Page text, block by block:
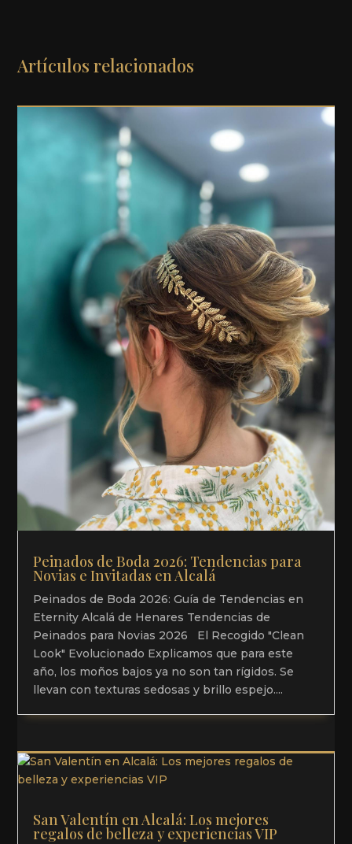
Artículos relacionados
Peinados de Boda 2026: Tendencias para
Novias e Invitadas en Alcalá
Peinados de Boda 2026: Guía de Tendencias en
Eternity Alcalá de Henares Tendencias de
Peinados para Novias 2026 El Recogido "Clean
Look" Evolucionado Explicamos que para este
año, los moños bajos ya no son tan rígidos. Se
llevan con texturas sedosas y brillo espejo....
San Valentín en Alcalá: Los mejores
regalos de belleza y experiencias VIP